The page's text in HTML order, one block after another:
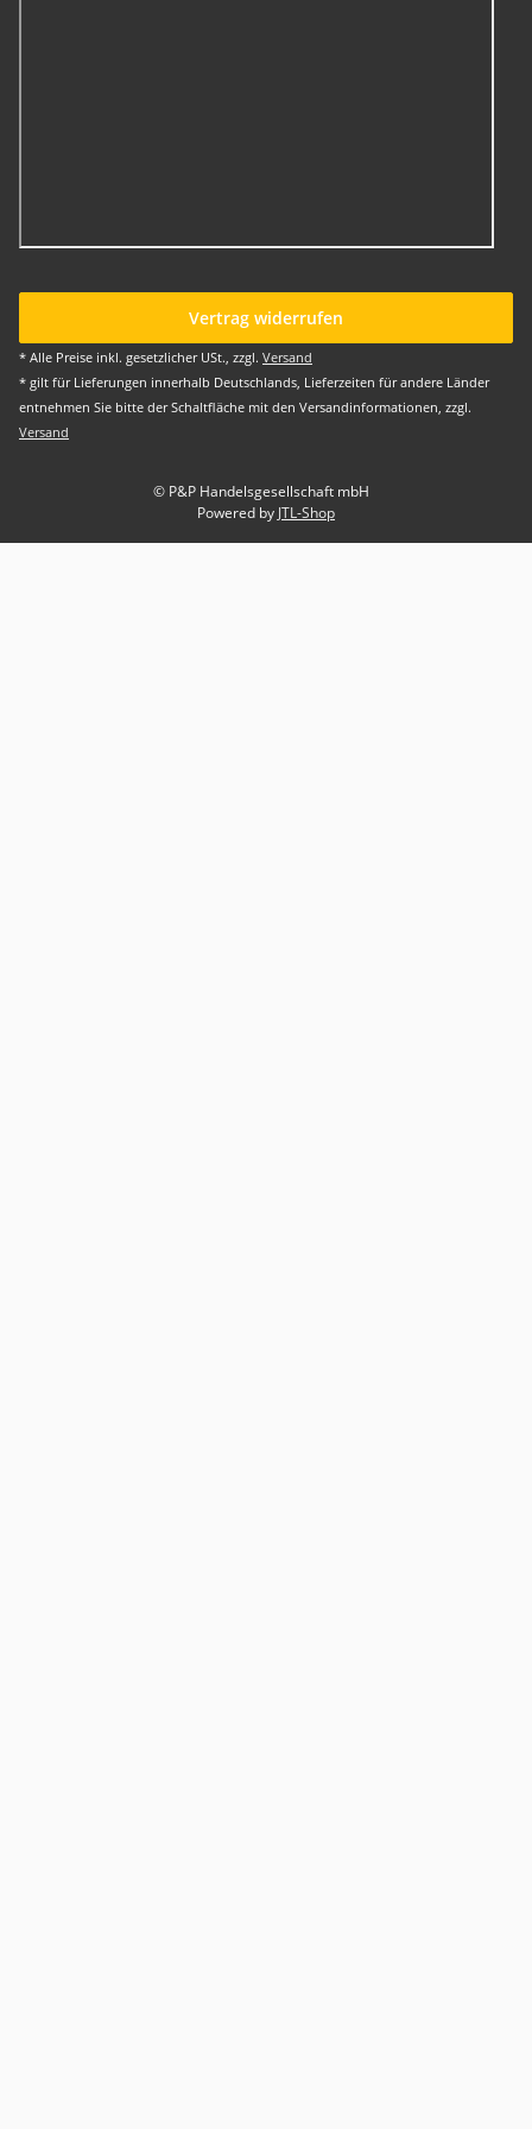
Vertrag widerrufen
* Alle Preise inkl. gesetzlicher USt., zzgl. Versand
* gilt für Lieferungen innerhalb Deutschlands, Lieferzeiten für andere Länder
entnehmen Sie bitte der Schaltfläche mit den Versandinformationen, zzgl.
Versand
© P&P Handelsgesellschaft mbH
Powered by JTL-Shop